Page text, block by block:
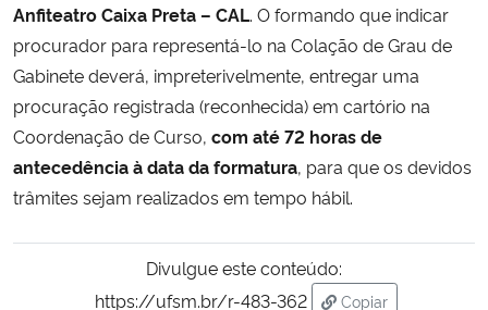
Ministério da Ciência, Tecnologia, Inovações e Comunicações
Ministério do Meio Ambiente
Ministério do Turismo
Ministério do Desenvolvimento Regional
Controladoria-Geral da União
Anfiteatro Caixa Preta – CAL. O formando que indicar
procurador para representá-lo na Colação de Grau de
Gabinete deverá, impreterivelmente, entregar uma
procuração registrada (reconhecida) em cartório na
Coordenação de Curso, com até 72 horas de
antecedência à data da formatura, para que os devidos
trâmites sejam realizados em tempo hábil.
Divulgue este conteúdo:
https://ufsm.br/r-483-362
Copiar